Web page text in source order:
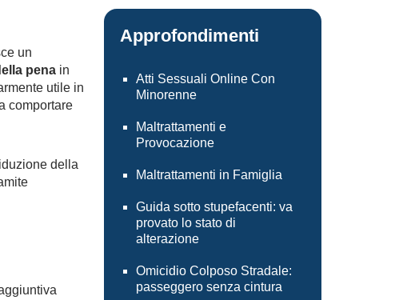
un
penain
utile in
comportare
della
Approfondimenti
Atti Sessuali Online Con
Minorenne
Maltrattamenti e
Provocazione
Maltrattamenti in Famiglia
Guida sotto stupefacenti: va
provato lo stato di
alterazione
Omicidio Colposo Stradale:
passeggero senza cintura